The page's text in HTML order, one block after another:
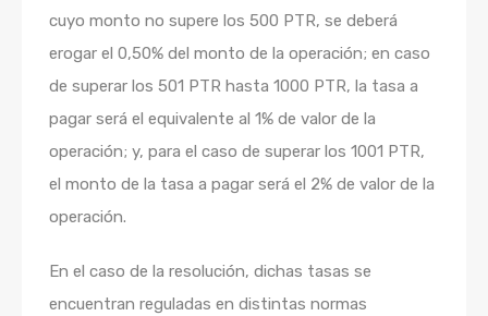
cuyo monto no supere los 500 PTR, se deberá
erogar el 0,50% del monto de la operación; en caso
de superar los 501 PTR hasta 1000 PTR, la tasa a
pagar será el equivalente al 1% de valor de la
operación; y, para el caso de superar los 1001 PTR,
el monto de la tasa a pagar será el 2% de valor de la
operación.
En el caso de la resolución, dichas tasas se
encuentran reguladas en distintas normas